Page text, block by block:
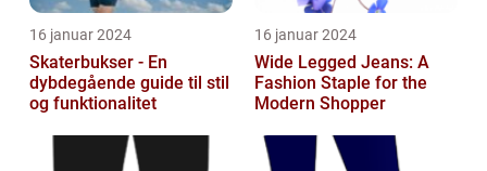
16 januar 2024
Skaterbukser - En
dybdegående guide til stil
og funktionalitet
16 januar 2024
Wide Legged Jeans: A
Fashion Staple for the
Modern Shopper